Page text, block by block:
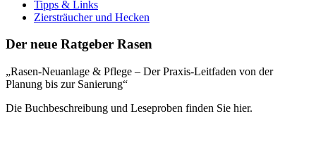
Tipps & Links
Ziersträucher und Hecken
Der neue Ratgeber Rasen
„Rasen-Neuanlage & Pflege – Der Praxis-Leitfaden von der
Planung bis zur Sanierung“
Die Buchbeschreibung und Leseproben finden Sie hier.